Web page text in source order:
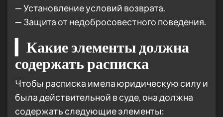
— Установление условий возврата.
— Защита от недобросовестного поведения.
▎Какие элементы должна
содержать расписка
Чтобы расписка имела юридическую силу и
была действительной в суде, она должна
содержать следующие элементы: